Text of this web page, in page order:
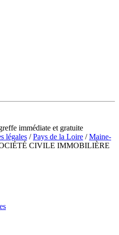
immédiate et gratuite
légales /Pays de la Loire /Maine-
CIVILE IMMOBILIÈRE